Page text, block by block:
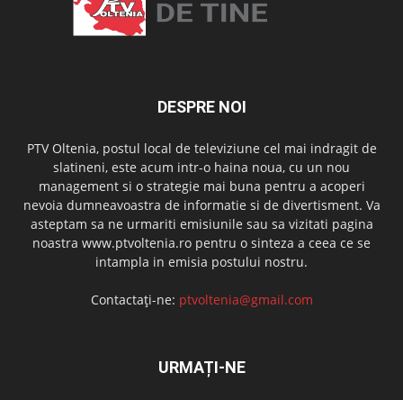
DESPRE NOI
PTV Oltenia, postul local de televiziune cel mai indragit de
slatineni, este acum intr-o haina noua, cu un nou
management si o strategie mai buna pentru a acoperi
nevoia dumneavoastra de informatie si de divertisment. Va
asteptam sa ne urmariti emisiunile sau sa vizitati pagina
noastra www.ptvoltenia.ro pentru o sinteza a ceea ce se
intampla in emisia postului nostru.
Contactați-ne: ptvoltenia@gmail.com
URMAȚI-NE